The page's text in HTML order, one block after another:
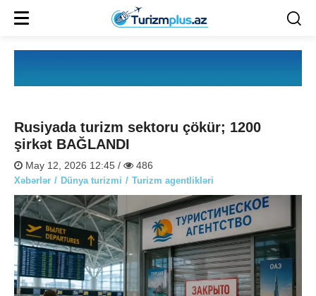
Rusiyada turizm sektoru çökür; 1200
şirkət BAĞLANDI
May 12, 2026 12:45 / 486
Xəbərlər Dünya turizmi Turizm agentlikləri